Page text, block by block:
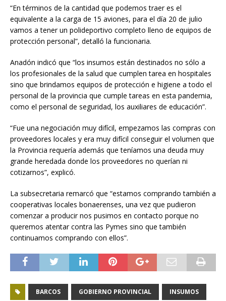
“En términos de la cantidad que podemos traer es el
equivalente a la carga de 15 aviones, para el día 20 de julio
vamos a tener un polideportivo completo lleno de equipos de
protección personal”, detalló la funcionaria.
Anadón indicó que “los insumos están destinados no sólo a
los profesionales de la salud que cumplen tarea en hospitales
sino que brindamos equipos de protección e higiene a todo el
personal de la provincia que cumple tareas en esta pandemia,
como el personal de seguridad, los auxiliares de educación”.
“Fue una negociación muy difícil, empezamos las compras con
proveedores locales y era muy difícil conseguir el volumen que
la Provincia requería además que teníamos una deuda muy
grande heredada donde los proveedores no querían ni
cotizarnos”, explicó.
La subsecretaria remarcó que “estamos comprando también a
cooperativas locales bonaerenses, una vez que pudieron
comenzar a producir nos pusimos en contacto porque no
queremos atentar contra las Pymes sino que también
continuamos comprando con ellos”.
BARCOS GOBIERNO PROVINCIAL INSUMOS